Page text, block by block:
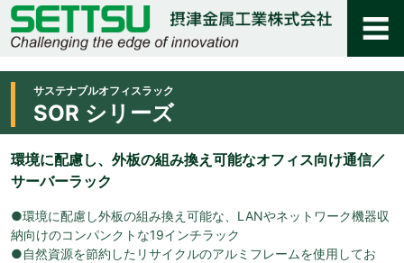
サステナブルオフィスラック
SOR シリーズ
環境に配慮し、外板の組み換え可能なオフィス向け通信／
サーバーラック
●環境に配慮し外板の組み換え可能な、LANやネットワーク機器収
納向けのコンパンクトな19インチラック
●自然資源を節約したリサイクルのアルミフレームを使用してお